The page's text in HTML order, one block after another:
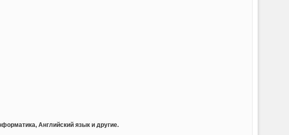
Английский язык и другие.